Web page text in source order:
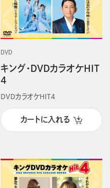
DVD
キング・DVDカラオケHIT
4
DVDカラオケHIT4
カートに入れる